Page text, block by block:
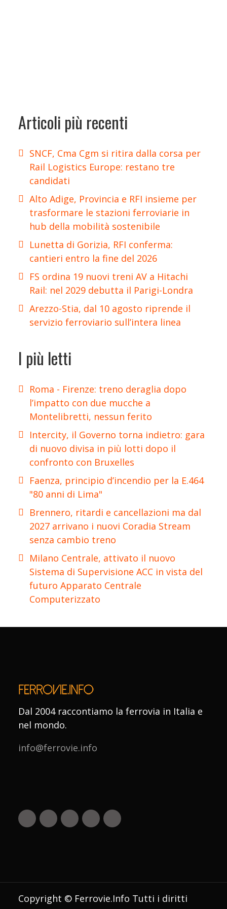
Articoli più recenti
SNCF, Cma Cgm si ritira dalla corsa per
Rail Logistics Europe: restano tre
candidati
Alto Adige, Provincia e RFI insieme per
trasformare le stazioni ferroviarie in
hub della mobilità sostenibile
Lunetta di Gorizia, RFI conferma:
cantieri entro la fine del 2026
FS ordina 19 nuovi treni AV a Hitachi
Rail: nel 2029 debutta il Parigi-Londra
Arezzo-Stia, dal 10 agosto riprende il
servizio ferroviario sull’intera linea
I più letti
Roma - Firenze: treno deraglia dopo
l’impatto con due mucche a
Montelibretti, nessun ferito
Intercity, il Governo torna indietro: gara
di nuovo divisa in più lotti dopo il
confronto con Bruxelles
Faenza, principio d’incendio per la E.464
"80 anni di Lima"
Brennero, ritardi e cancellazioni ma dal
2027 arrivano i nuovi Coradia Stream
senza cambio treno
Milano Centrale, attivato il nuovo
Sistema di Supervisione ACC in vista del
futuro Apparato Centrale
Computerizzato
Dal 2004 raccontiamo la ferrovia in Italia e
nel mondo.
info@ferrovie.info
Copyright © Ferrovie.Info Tutti i diritti